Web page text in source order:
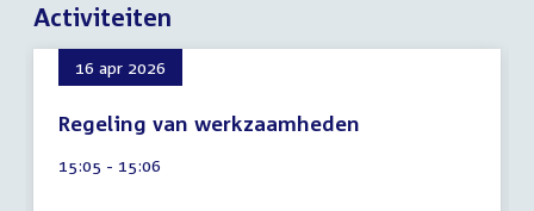
Activiteiten
16 apr 2026
Regeling van werkzaamheden
augustus
Tijd
15:05 - 15:06